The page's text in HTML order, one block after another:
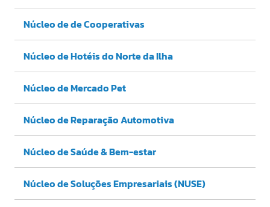
Núcleo de de Cooperativas
Núcleo de Hotéis do Norte da Ilha
Núcleo de Mercado Pet
Núcleo de Reparação Automotiva
Núcleo de Saúde & Bem-estar
Núcleo de Soluções Empresariais (NUSE)